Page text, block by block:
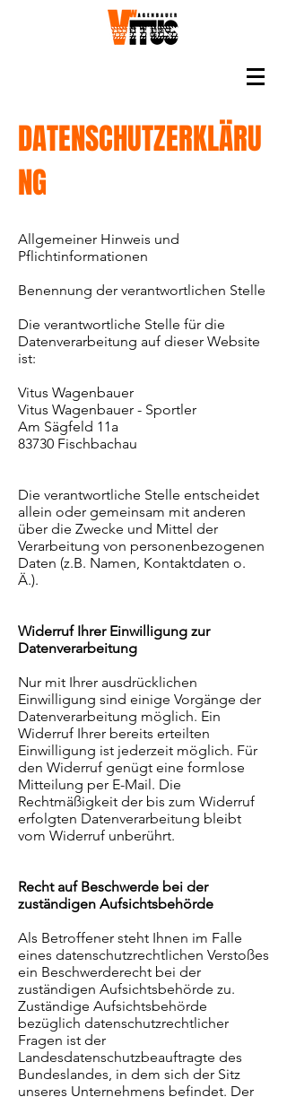
DATENSCHUTZERKLÄRU
NG
Allgemeiner Hinweis und
Pflichtinformationen
Benennung der verantwortlichen Stelle
Die verantwortliche Stelle für die
Datenverarbeitung auf dieser Website
ist:
Vitus Wagenbauer
Vitus Wagenbauer - Sportler
Am Sägfeld 11a
83730 Fischbachau
Die verantwortliche Stelle entscheidet
allein oder gemeinsam mit anderen
über die Zwecke und Mittel der
Verarbeitung von personenbezogenen
Daten (z.B. Namen, Kontaktdaten o.
Ä.).
Widerruf Ihrer Einwilligung zur
Datenverarbeitung
Nur mit Ihrer ausdrücklichen
Einwilligung sind einige Vorgänge der
Datenverarbeitung möglich. Ein
Widerruf Ihrer bereits erteilten
Einwilligung ist jederzeit möglich. Für
den Widerruf genügt eine formlose
Mitteilung per E-Mail. Die
Rechtmäßigkeit der bis zum Widerruf
erfolgten Datenverarbeitung bleibt
vom Widerruf unberührt.
Recht auf Beschwerde bei der
zuständigen Aufsichtsbehörde
Als Betroffener steht Ihnen im Falle
eines datenschutzrechtlichen Verstoßes
ein Beschwerderecht bei der
zuständigen Aufsichtsbehörde zu.
Zuständige Aufsichtsbehörde
bezüglich datenschutzrechtlicher
Fragen ist der
Landesdatenschutzbeauftragte des
Bundeslandes, in dem sich der Sitz
unseres Unternehmens befindet. Der